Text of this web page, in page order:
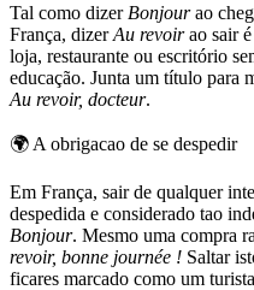
Tal como dizer Bonjourao
França, dizerAu revoirao sair é
loja, restaurante ou escritório
educação. Junta um título para
Au revoir, docteur.
🌍 A obrigacao de se despedir
Em França, sair de qualquer
despedida e considerado tao
Bonjour. Mesmo uma compra
revoir, bonne journée ! Saltar
ficares marcado como um